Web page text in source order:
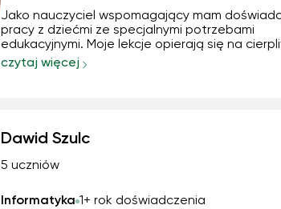
Jako nauczyciel wspomagający mam
pracy z dziećmi ze specjalnymi potrzebami
edukacyjnymi. Moje lekcje opierają się na
indywidualnym podejściu do ucznia. Stosuję
czytaj więcej
Dawid Szulc
5 uczniów
Informatyka 1+ rok doświadczenia